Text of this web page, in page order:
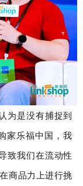
为是没有捕捉到
家乐福中国，我
致我们在流动性
商品力上进行挑